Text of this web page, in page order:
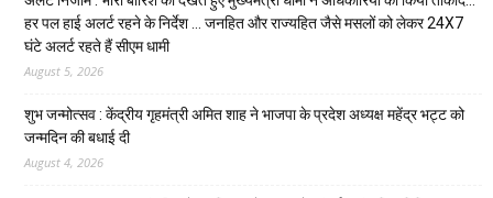
हर पल हाई अलर्ट रहने के निर्देश … जनहित और राज्यहित जैसे मसलों को लेकर 24X7
घंटे अलर्ट रहते हैं सीएम धामी
August 5, 2026
शुभ जन्मोत्सव : केंद्रीय गृहमंत्री अमित शाह ने भाजपा के प्रदेश अध्यक्ष महेंद्र भट्ट को
जन्मदिन की बधाई दी
August 4, 2026